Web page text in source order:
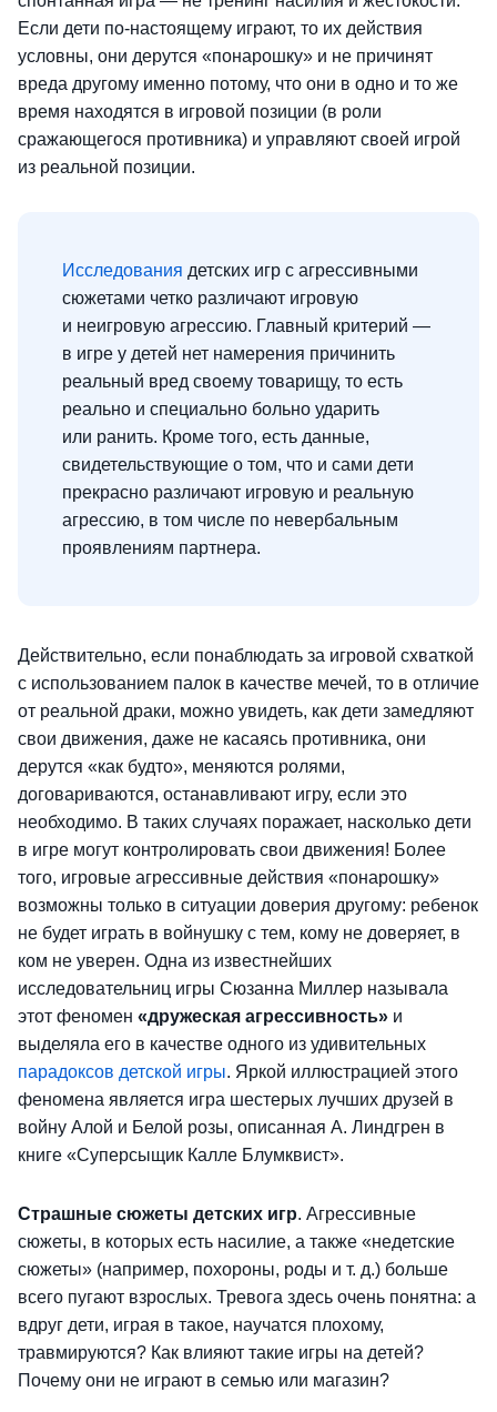
Если дети по-настоящему играют, то их действия
условны, они дерутся «понарошку» и не причинят
вреда другому именно потому, что они в одно и то же
время находятся в игровой позиции (в роли
сражающегося противника) и управляют своей игрой
из реальной позиции.
Исследования детских игр с агрессивными
сюжетами четко различают игровую
и неигровую агрессию. Главный критерий —
в игре у детей нет намерения причинить
реальный вред своему товарищу, то есть
реально и специально больно ударить
или ранить. Кроме того, есть данные,
свидетельствующие о том, что и сами дети
прекрасно различают игровую и реальную
агрессию, в том числе по невербальным
проявлениям партнера.
Действительно, если понаблюдать за игровой схваткой
с использованием палок в качестве мечей, то в отличие
от реальной драки, можно увидеть, как дети замедляют
свои движения, даже не касаясь противника, они
дерутся «как будто», меняются ролями,
договариваются, останавливают игру, если это
необходимо. В таких случаях поражает, насколько дети
в игре могут контролировать свои движения! Более
того, игровые агрессивные действия «понарошку»
возможны только в ситуации доверия другому: ребенок
не будет играть в войнушку с тем, кому не доверяет, в
ком не уверен. Одна из известнейших
исследовательниц игры Сюзанна Миллер называла
этот феномен «дружеская агрессивность» и
выделяла его в качестве одного из удивительных
парадоксов детской игры. Яркой иллюстрацией этого
феномена является игра шестерых лучших друзей в
войну Алой и Белой розы, описанная А. Линдгрен в
книге «Суперсыщик Калле Блумквист».
Страшные сюжеты детских игр. Агрессивные
сюжеты, в которых есть насилие, а также «недетские
сюжеты» (например, похороны, роды и т. д.) больше
всего пугают взрослых. Тревога здесь очень понятна: а
вдруг дети, играя в такое, научатся плохому,
травмируются? Как влияют такие игры на детей?
Почему они не играют в семью или магазин?